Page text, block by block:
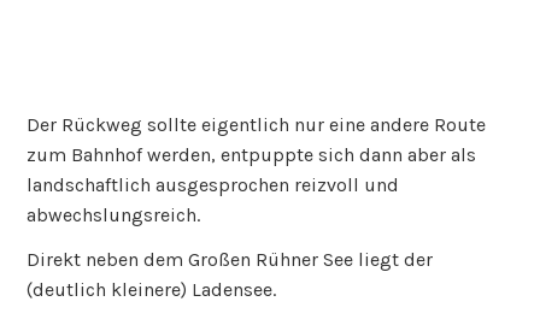
Der Rückweg sollte eigentlich nur eine andere Route
zum Bahnhof werden, entpuppte sich dann aber als
landschaftlich ausgesprochen reizvoll und
abwechslungsreich.
Direkt neben dem Großen Rühner See liegt der
(deutlich kleinere) Ladensee.